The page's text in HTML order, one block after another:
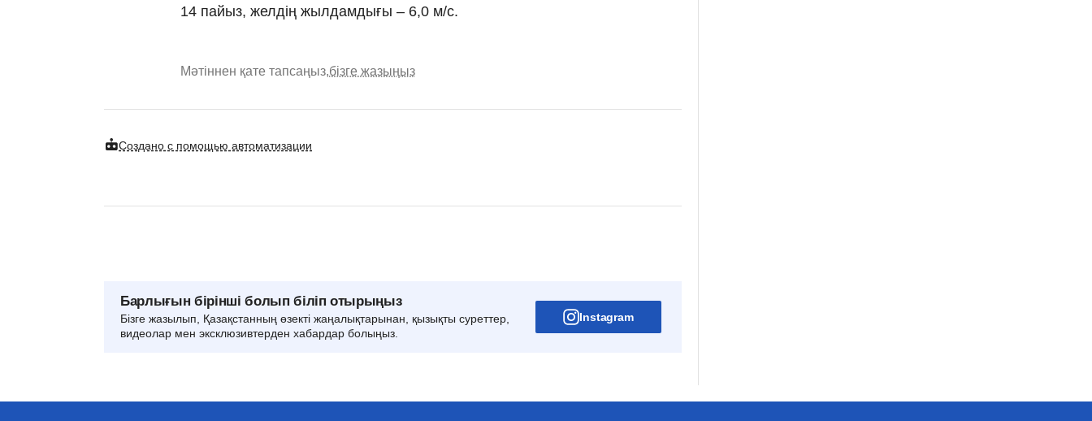
14 пайыз, желдің жылдамдығы – 6,0 м/с.
Мәтіннен қате тапсаңыз,бізге жазыңыз
Создано с помощью автоматизации
Барлығын бірінші болып біліп отырыңыз
Бізге жазылып, Қазақстанның өзекті жаңалықтарынан, қызықты суреттер,
видеолар мен эксклюзивтерден хабардар болыңыз.
Instagram